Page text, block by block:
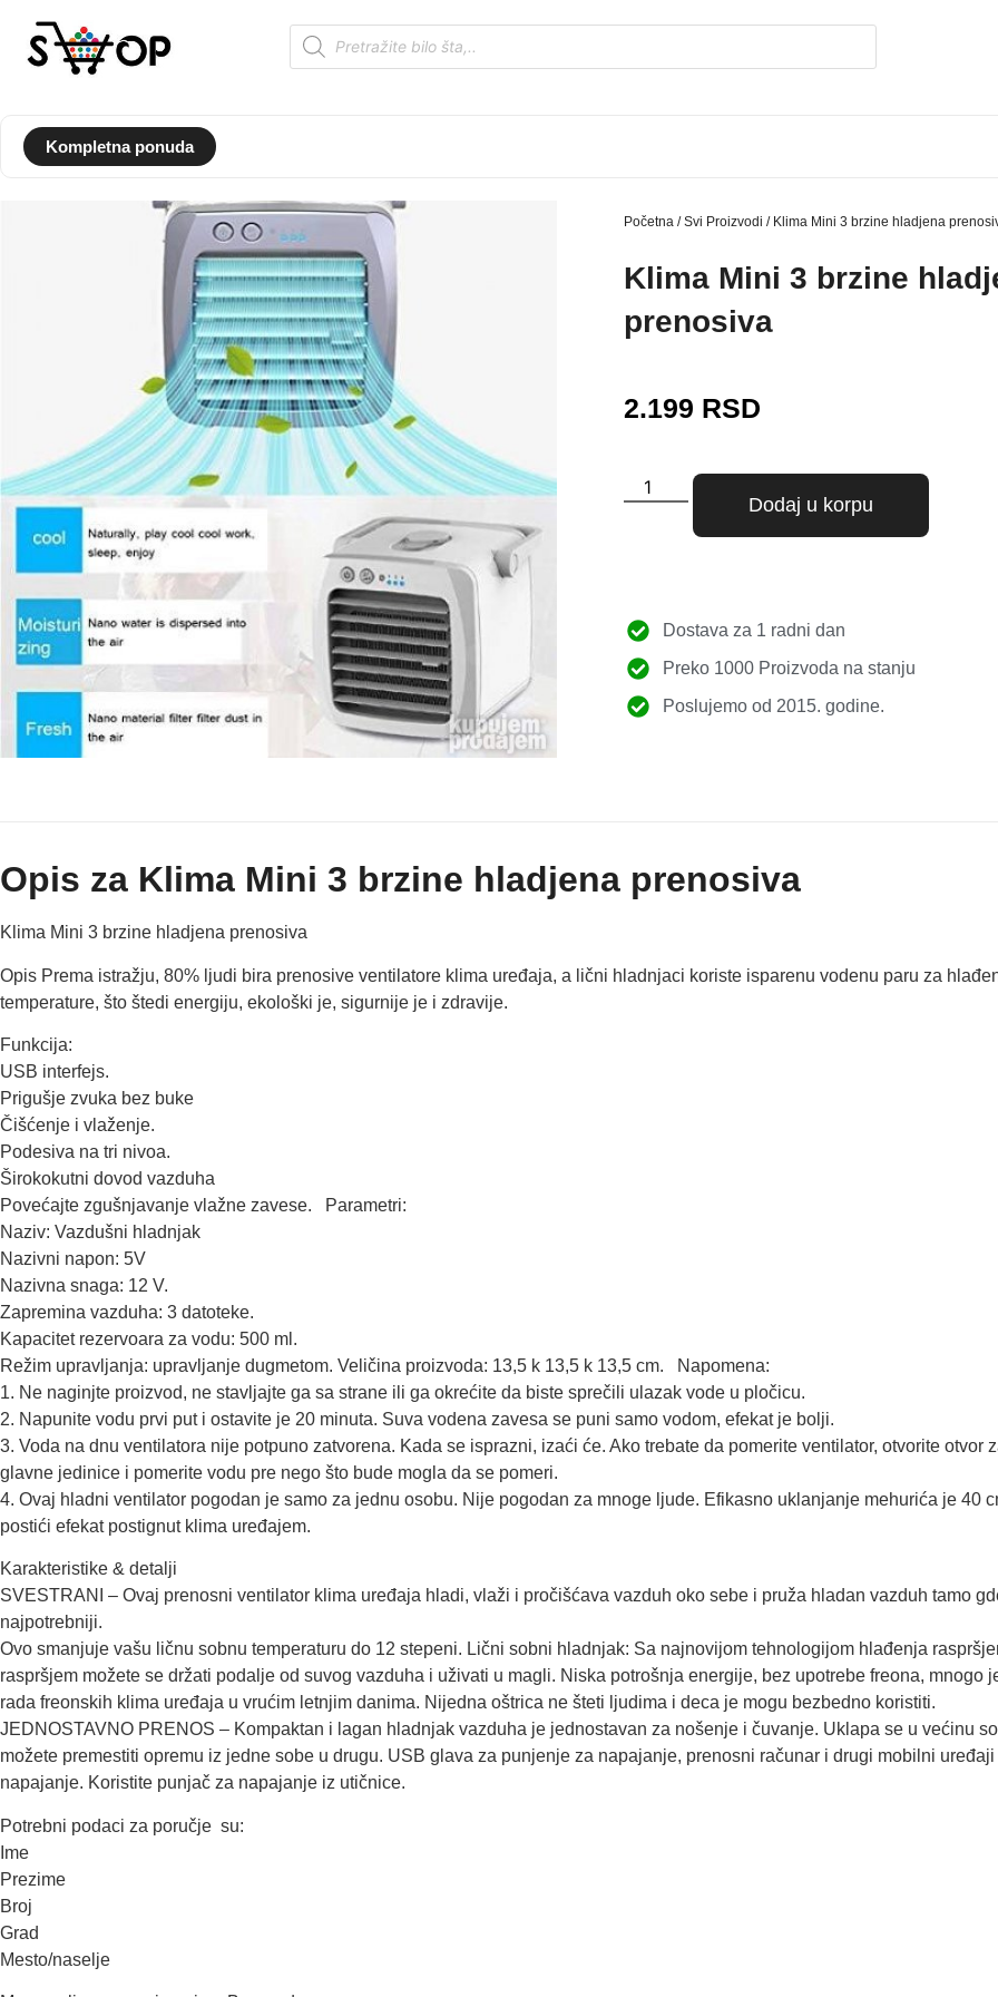
Kompletna ponuda
Početna /Svi Proizvodi / Klima Mini 3 brzine hladjena
Klima Mini 3 brzine
prenosiva
2.199 RSD
Dodaj u korpu
Dostava za 1 radni dan
Preko 1000 Proizvoda na stanju
Poslujemo od 2015. godine.
Opis za Klima Mini 3 brzine hladjena prenosiva
Klima Mini 3 brzine hladjena prenosiva
Opis Prema istražju, 80% ljudi bira prenosive ventilatore klima uređaja, a lični hladnjaci koriste isparenu vodenu paru za
temperature, što štedi energiju, ekološki je, sigurnije je i zdravije.
Funkcija:
USB interfejs.
Prigušje zvuka bez buke
Čišćenje i vlaženje.
Podesiva na tri nivoa.
Širokokutni dovod vazduha
Povećajte zgušnjavanje vlažne zavese. Parametri:
Naziv: Vazdušni hladnjak
Nazivni napon: 5V
Nazivna snaga: 12 V.
Zapremina vazduha: 3 datoteke.
Kapacitet rezervoara za vodu: 500 ml.
Režim upravljanja: upravljanje dugmetom. Veličina proizvoda: 13,5 k 13,5 k 13,5 cm. Napomena:
1. Ne naginjte proizvod, ne stavljajte ga sa strane ili ga okrećite da biste sprečili ulazak vode u pločicu.
2. Napunite vodu prvi put i ostavite je 20 minuta. Suva vodena zavesa se puni samo vodom, efekat je bolji.
3. Voda na dnu ventilatora nije potpuno zatvorena. Kada se isprazni, izaći će. Ako trebate da pomerite ventilator, otvorite otvor
glavne jedinice i pomerite vodu pre nego što bude mogla da se pomeri.
4. Ovaj hladni ventilator pogodan je samo za jednu osobu. Nije pogodan za mnoge ljude. Efikasno uklanjanje mehurića je 40
postići efekat postignut klima uređajem.
Karakteristike & detalji
SVESTRANI – Ovaj prenosni ventilator klima uređaja hladi, vlaži i pročišćava vazduh oko sebe i pruža hladan vazduh tamo
najpotrebniji.
Ovo smanjuje vašu ličnu sobnu temperaturu do 12 stepeni. Lični sobni hladnjak: Sa najnovijom tehnologijom hlađenja
raspršjem možete se držati podalje od suvog vazduha i uživati u magli. Niska potrošnja energije, bez upotrebe freona, mnogo
rada freonskih klima uređaja u vrućim letnjim danima. Nijedna oštrica ne šteti ljudima i deca je mogu bezbedno koristiti.
JEDNOSTAVNO PRENOS – Kompaktan i lagan hladnjak vazduha je jednostavan za nošenje i čuvanje. Uklapa se u većinu
možete premestiti opremu iz jedne sobe u drugu. USB glava za punjenje za napajanje, prenosni računar i drugi mobilni
napajanje. Koristite punjač za napajanje iz utičnice.
Potrebni podaci za poručje su:
Ime
Prezime
Broj
Grad
Mesto/naselje